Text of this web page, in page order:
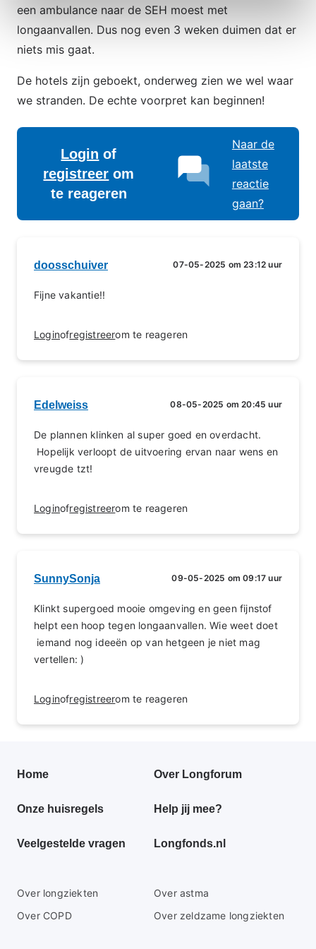
een ambulance naar de SEH moest met
longaanvallen. Dus nog even 3 weken duimen dat er
niets mis gaat.
De hotels zijn geboekt, onderweg zien we wel waar
we stranden. De echte voorpret kan beginnen!
Login of
registreer om
te reageren
Naar de
laatste
reactie
gaan?
doosschuiver 07-05-2025 om 23:12 uur
Fijne vakantie!!
Loginofregistreerom te reageren
Edelweiss 08-05-2025 om 20:45 uur
De plannen klinken al super goed en overdacht.
Hopelijk verloopt de uitvoering ervan naar wens en
vreugde tzt!
Loginofregistreerom te reageren
SunnySonja 09-05-2025 om 09:17 uur
Klinkt supergoed mooie omgeving en geen fijnstof
helpt een hoop tegen longaanvallen. Wie weet doet
iemand nog ideeën op van hetgeen je niet mag
vertellen: )
Loginofregistreerom te reageren
Primair
menu
Home Over Longforum
Onze huisregels Help jij mee?
Veelgestelde vragen Longfonds.nl
Secundaire
footer
Over longziekten
Over astma
Over COPD
Over zeldzame longziekten